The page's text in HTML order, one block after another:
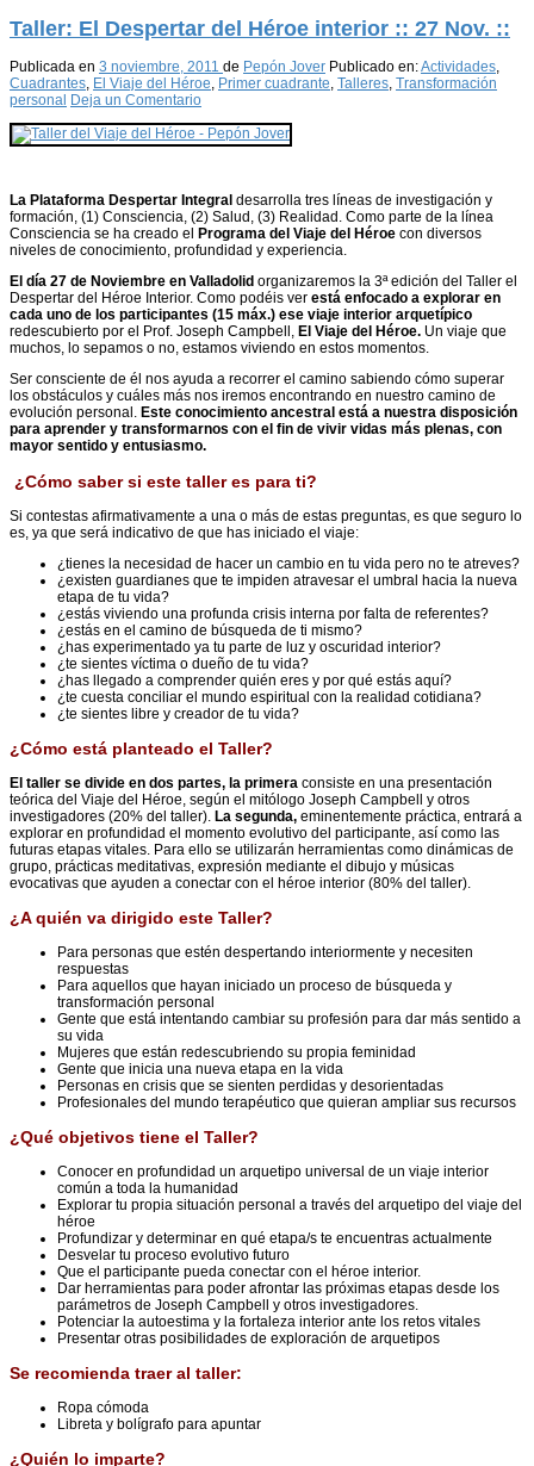
Taller: El Despertar del Héroe interior :: 27 Nov. ::
Publicada en 3 noviembre, 2011 de Pepón Jover Publicado en:Actividades,
Cuadrantes, El Viaje del Héroe, Primer cuadrante, Talleres, Transformación
personal Deja un Comentario
La Plataforma Despertar Integral desarrolla tres líneas de investigación y
formación, (1) Consciencia, (2) Salud, (3) Realidad. Como parte de la línea
Consciencia se ha creado el
Programa del Viaje del Héroe con diversos
niveles de conocimiento, profundidad y experiencia.
El día 27 de Noviembre en Valladolid organizaremos la 3ª edición del Taller el
Despertar del Héroe Interior. Como podéis ver está enfocado a explorar en
cada uno de los participantes (15 máx.) ese viaje interior arquetípico
redescubierto por el Prof. Joseph Campbell, El Viaje del Héroe. Un viaje que
muchos, lo sepamos o no, estamos viviendo en estos momentos.
Ser consciente de él nos ayuda a recorrer el camino sabiendo cómo superar
los obstáculos y cuáles más nos iremos encontrando en nuestro camino de
evolución personal. Este conocimiento ancestral está a nuestra disposición
para aprender y transformarnos con el fin de vivir vidas más plenas, con
mayor sentido y entusiasmo.
¿Cómo saber si este taller es para ti?
Si contestas afirmativamente a una o más de estas preguntas, es que seguro lo
es, ya que será indicativo de que has iniciado el viaje:
¿tienes la necesidad de hacer un cambio en tu vida pero no te atreves?
¿existen guardianes que te impiden atravesar el umbral hacia la nueva
etapa de tu vida?
¿estás viviendo una profunda crisis interna por falta de referentes?
¿estás en el camino de búsqueda de ti mismo?
¿has experimentado ya tu parte de luz y oscuridad interior?
¿te sientes víctima o dueño de tu vida?
¿has llegado a comprender quién eres y por qué estás aquí?
¿te cuesta conciliar el mundo espiritual con la realidad cotidiana?
¿te sientes libre y creador de tu vida?
¿Cómo está planteado el Taller?
El taller se divide en dos partes, la primera consiste en una presentación
teórica del Viaje del Héroe, según el mitólogo Joseph Campbell y otros
investigadores (20% del taller). La segunda, eminentemente práctica, entrará a
explorar en profundidad el momento evolutivo del participante, así como las
futuras etapas vitales. Para ello se utilizarán herramientas como dinámicas de
grupo, prácticas meditativas, expresión mediante el dibujo y músicas
evocativas que ayuden a conectar con el héroe interior (80% del taller).
¿A quién va dirigido este Taller?
Para personas que estén despertando interiormente y necesiten
respuestas
Para aquellos que hayan iniciado un proceso de búsqueda y
transformación personal
Gente que está intentando cambiar su profesión para dar más sentido a
su vida
Mujeres que están redescubriendo su propia feminidad
Gente que inicia una nueva etapa en la vida
Personas en crisis que se sienten perdidas y desorientadas
Profesionales del mundo terapéutico que quieran ampliar sus recursos
¿Qué objetivos tiene el Taller?
Conocer en profundidad un arquetipo universal de un viaje interior
común a toda la humanidad
Explorar tu propia situación personal a través del arquetipo del viaje del
héroe
Profundizar y determinar en qué etapa/s te encuentras actualmente
Desvelar tu proceso evolutivo futuro
Que el participante pueda conectar con el héroe interior.
Dar herramientas para poder afrontar las próximas etapas desde los
parámetros de Joseph Campbell y otros investigadores.
Potenciar la autoestima y la fortaleza interior ante los retos vitales
Presentar otras posibilidades de exploración de arquetipos
Se recomienda traer al taller:
Ropa cómoda
Libreta y bolígrafo para apuntar
¿Quién lo imparte?